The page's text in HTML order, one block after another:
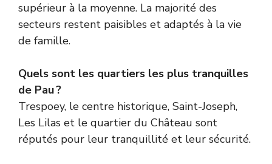
supérieur à la moyenne. La majorité des
secteurs restent paisibles et adaptés à la vie
de famille.
Quels sont les quartiers les plus tranquilles
de Pau ?
Trespoey, le centre historique, Saint-Joseph,
Les Lilas et le quartier du Château sont
réputés pour leur tranquillité et leur sécurité.